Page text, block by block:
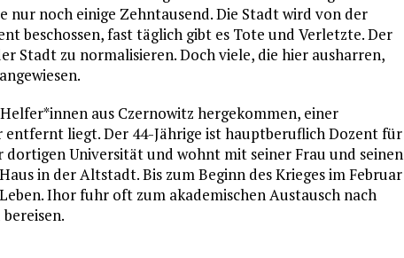
nur noch ­einige Zehntausend. Die Stadt wird von der
beschossen, fast täglich gibt es Tote und Verletzte. Der
Stadt zu normalisieren. Doch viele, die hier ausharren,
aus Czernowitz hergekommen, einer
liegt. Der 44-Jährige ist hauptberuflich Dozent für
Universität und wohnt mit seiner Frau und seinen
in der Altstadt. Bis zum Beginn des Krieges im Februar
Ihor fuhr oft zum akademischen Austausch nach